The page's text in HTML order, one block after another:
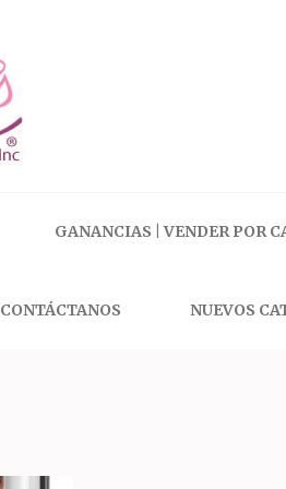
GANANCIAS | VENDER POR
CONTÁCTANOS NUEVOS